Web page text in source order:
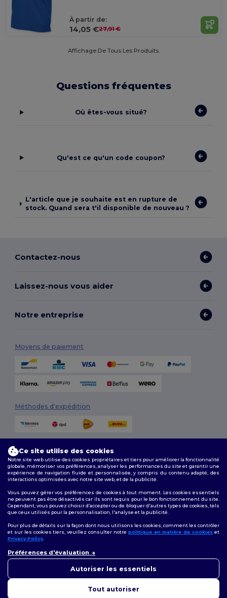
À partir de:
14,05 €27,91 €
Affichage De Tous Les Produits.
Questions fréquentes
Où êtes-vous situé?
Qu'est ce qu'un code coupon?
L'article que je souhaite est en rupture de
stock. Quand sera t'il disponible de nouveau ?
Contactez-nous
Laissez-nous vous aider
Notre entreprise
Moyens de paiement
Méthodes d'expédition
Conditions Générales|Politique de personnalisation |Politique de
Confidentialité
Suivez-nous
Bruxelles|Anvers|Mortsel|Malines|Lierre|Turnhout|Geel|
Hoogstraten |Bruges
Ce site utilise des cookies
Notre site web utilise des cookies propriétaires et tiers pour améliorer la fonctionnalité
globale, mémoriser vos préférences, analyser les performances du site et garantir une
expérience de navigation fluide et personnalisée, y compris du contenu adapté, des
interactions optimisées avec notre site web, et de la publicité.
Vous pouvez gérer vos préférences de cookies à tout moment. Les cookies essentiels
ne peuvent pas être désactivés car ils sont requis pour le bon fonctionnement du site.
Cependant, vous pouvez choisir d’accepter ou de bloquer d'autres types de cookies, tels
que ceux utilisés pour la personnalisation, l'analyse et la publicité.
Pour plus de détails sur la façon dont nous utilisons les cookies, comment les contrôler
et sur les cookies tiers, veuillez consulter notre politique en matière de cookies et
Privacy Policy.
Préférences d'évaluation
Autoriser les essentiels
Tout autoriser
pouvez nous contacter à tout
pour vous aider.